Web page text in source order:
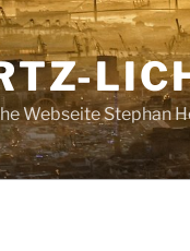
Webseite Stephan